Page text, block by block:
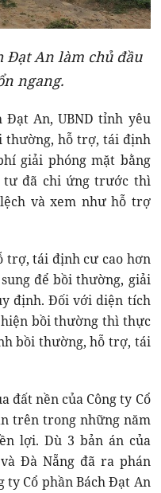
Đạt An làm chủ đầu
ngang.
Đạt An, UBND tỉnh yêu
thường, hỗ trợ, tái định
giải phóng mặt bằng
tư đã chi ứng trước thì
và xem như hỗ trợ
trợ, tái định cư cao hơn
để bồi thường, giải
định. Đối với diện tích
bồi thường thì thực
bồi thường, hỗ trợ, tái
đất nền của Công ty Cổ
trên trong những năm
lợi. Dù 3 bản án của
Đà Nẵng đã ra phán
ty Cổ phần Bách Đạt An